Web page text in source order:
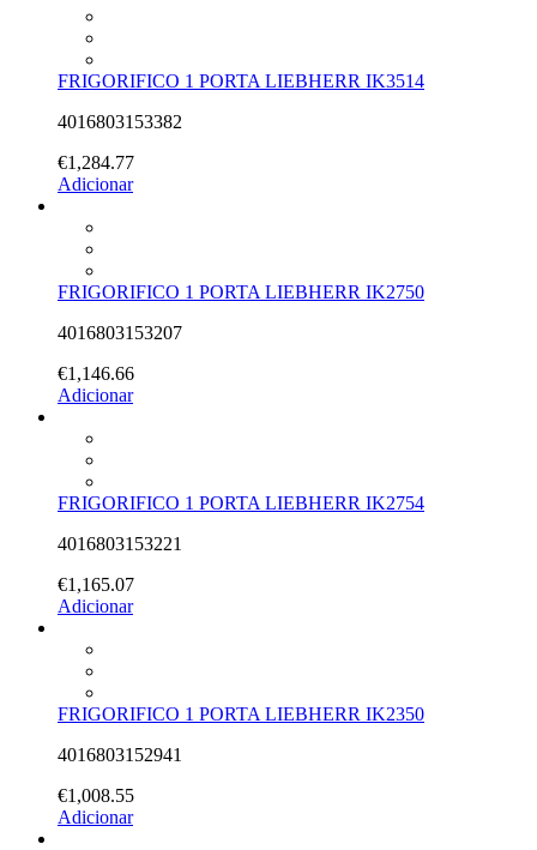
FRIGORIFICO 1 PORTA LIEBHERR IK3514
4016803153382
€1,284.77
Adicionar
FRIGORIFICO 1 PORTA LIEBHERR IK2750
4016803153207
€1,146.66
Adicionar
FRIGORIFICO 1 PORTA LIEBHERR IK2754
4016803153221
€1,165.07
Adicionar
FRIGORIFICO 1 PORTA LIEBHERR IK2350
4016803152941
€1,008.55
Adicionar